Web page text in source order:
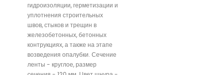
гидроизоляции, герметизации и
уплотнения строительных
швов, стыков и трещин в
железобетонных, бетонных
контрукциях, а также на этапе
возведения опалубки. Сечение
ленты - круглое, размер